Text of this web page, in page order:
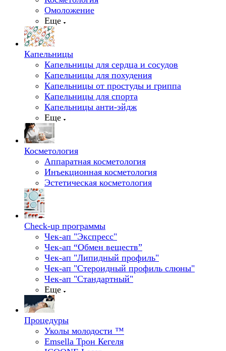
Омоложение
Еще
Капельницы
Капельницы для сердца и сосудов
Капельницы для похудения
Капельницы от простуды и гриппа
Капельницы для спорта
Капельницы анти-эйдж
Еще
Косметология
Аппаратная косметология
Инъекционная косметология
Эстетическая косметология
Check-up программы
Чек-ап "Экспресс"
Чек-ап “Обмен веществ”
Чек-ап "Липидный профиль"
Чек-ап "Стероидный профиль слюны"
Чек-ап "Стандартный"
Еще
Процедуры
Уколы молодости ™
Emsella Трон Кегеля